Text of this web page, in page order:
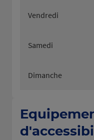
Vendredi
Samedi
Dimanche